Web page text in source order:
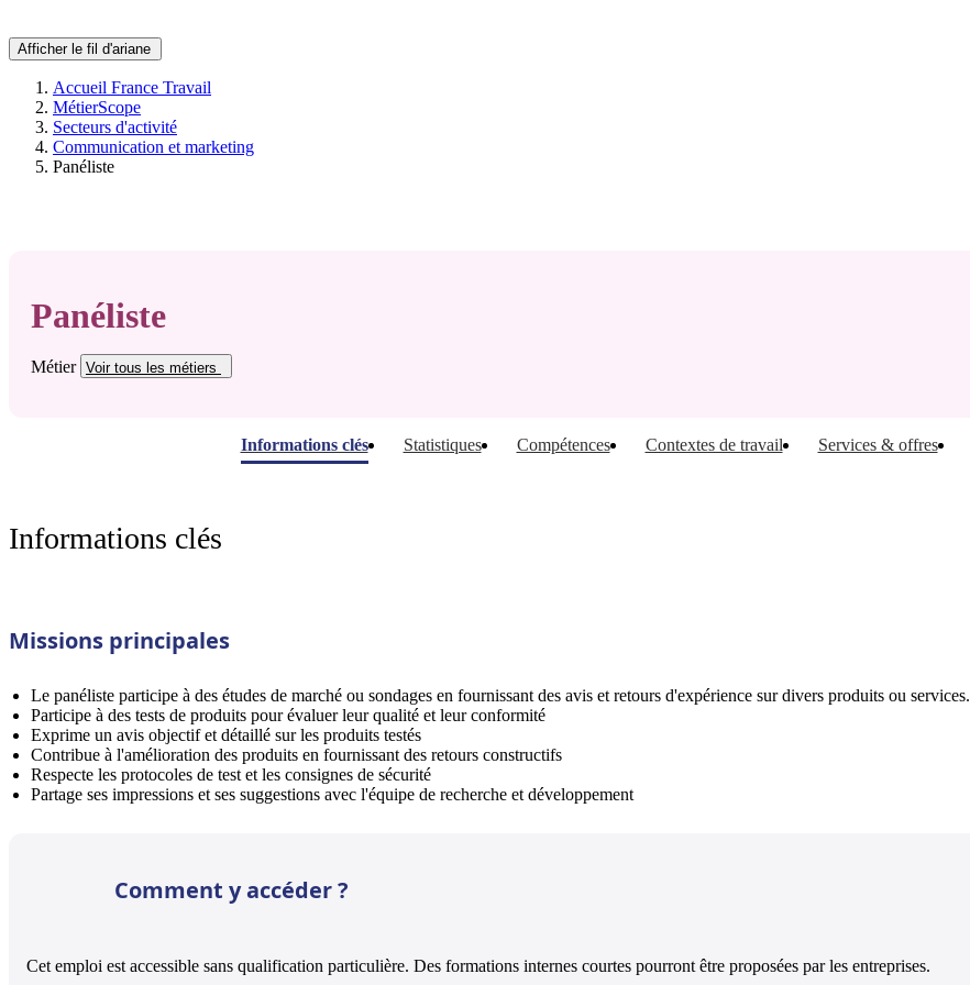
Afficher le fil d'ariane
Accueil France Travail
MétierScope
Secteurs d'activité
Communication et marketing
Panéliste
Panéliste
Métier Voir tous les métiers
Informations clés Statistiques Compétences Contextes de travail Services & offres
Informations clés
Missions principales
Le panéliste participe à des études de marché ou sondages en fournissant des avis et retours d'expérience sur divers produits ou services.
Participe à des tests de produits pour évaluer leur qualité et leur conformité
Exprime un avis objectif et détaillé sur les produits testés
Contribue à l'amélioration des produits en fournissant des retours constructifs
Respecte les protocoles de test et les consignes de sécurité
Partage ses impressions et ses suggestions avec l'équipe de recherche et développement
Comment y accéder ?
Cet emploi est accessible sans qualification particulière. Des formations internes courtes pourront être proposées par les entreprises.